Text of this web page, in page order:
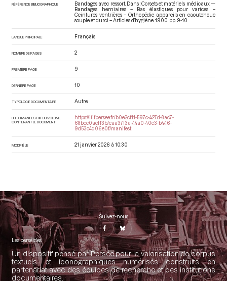
RÉFÉRENCE BIBLIOGRAPHIQUE
Bandages avec ressort. Dans : Corsets et matériels médicaux —
Bandages herniaires – Bas élastiques pour varices –
Ceintures ventrières – Orthopédie appareils en caoutchouc
souple et durci – Articles d’hygiène . 1900. pp. 9-10.
LANGUE PRINCIPALE Français
NOMBRE DE PAGES 2
PREMIÈRE PAGE 9
DERNIÈRE PAGE 10
TYPOLOGIE DOCUMENTAIRE Autre
URI DU MANIFEST IIIF DU VOLUME
CONTENANT LE DOCUMENT
https://iiif.persee.fr/b0e2cf11-597c-427d-8ac7-
68bcc0acf13b/caa37f3a-44a0-40c3-b446-
9d53c4d06e0f/manifest
MODIFIÉ LE 21 janvier 2026 à 10:30
Suivez-nous
Les perséides
Un dispositif pensé par Persée pour la valorisation de corpus
textuels et iconographiques numérisés construits en
partenariat avec des équipes de recherche et des institutions
documentaires.